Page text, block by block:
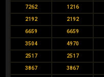
7262 1216
2192 2192
6659 6659
3504 4970
2517 2517
3867 3867